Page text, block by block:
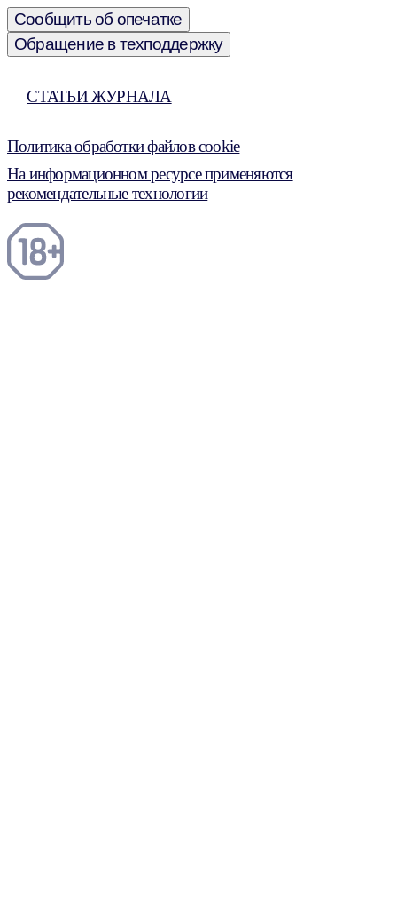
Сообщить об опечатке
Обращение в техподдержку
СТАТЬИ ЖУРНАЛА
Политика обработки файлов cookie
На информационном ресурсе применяются
рекомендательные технологии